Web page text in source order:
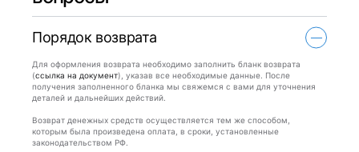
Порядок возврата
Для оформления возврата необходимо заполнить бланк возврата
(ссылка на документ), указав все необходимые данные. После
получения заполненного бланка мы свяжемся с вами для уточнения
деталей и дальнейших действий.
Возврат денежных средств осуществляется тем же способом,
которым была произведена оплата, в сроки, установленные
законодательством РФ.